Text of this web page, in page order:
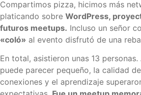
Compartimos pizza, hicimos más
platicando sobre WordPress,
futuros meetups. Incluso un señor
«coló» al evento disfrutó de una
En total, asistieron unas 13
puede parecer pequeño, la calidad
conexiones y el aprendizaje